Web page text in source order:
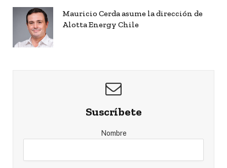
Mauricio Cerda asume la dirección de
Alotta Energy Chile
Suscríbete
Nombre